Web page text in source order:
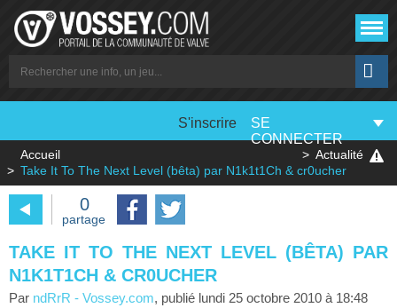
S'inscrire
SE
CONNECTER
Accueil
Actualité
Take It To The Next Level (bêta) par N1k1t1Ch & cr0ucher
0
partage
TAKE IT TO THE NEXT LEVEL (BÊTA) PAR
N1K1T1CH & CR0UCHER
Par ndRrR - Vossey.com, publié lundi 25 octobre 2010 à 18:48